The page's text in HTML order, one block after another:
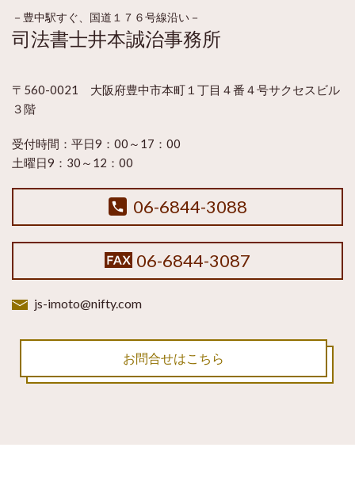
－豊中駅すぐ、国道１７６号線沿い－
司法書士井本誠治事務所
〒560-0021 大阪府豊中市本町１丁目４番４号サクセスビル
３階
受付時間： 平日9：00～17：00
土曜日9：30～12：00
06-6844-3088
06-6844-3087
js-imoto@nifty.com
お問合せはこちら